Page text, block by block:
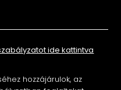
ide kattintva
hozzájárulok, az